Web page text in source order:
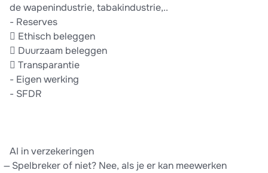
de wapenindustrie, tabakindustrie,..
- Reserves
 Ethisch beleggen
 Duurzaam beleggen
 Transparantie
- Eigen werking
- SFDR
AI in verzekeringen
̶ Spelbreker of niet? Nee, als je er kan meewerken